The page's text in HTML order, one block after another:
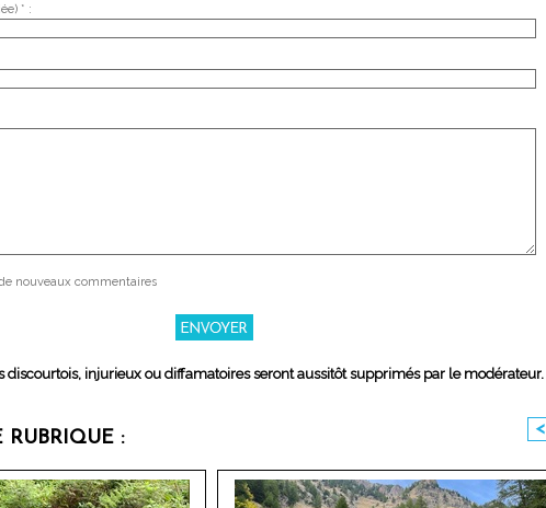
* :
nouveaux commentaires
discourtois, injurieux ou diffamatoires seront aussitôt supprimés par le modérateur.
: <